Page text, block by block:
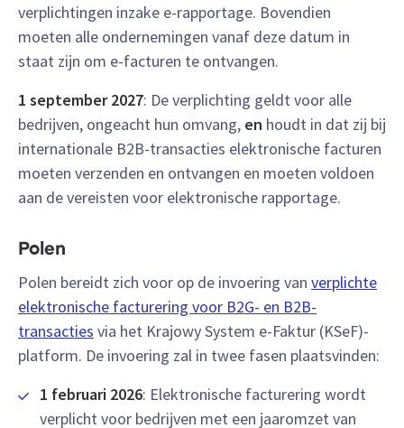
verplichtingen inzake e-rapportage. Bovendien
moeten alle ondernemingen vanaf deze datum in
staat zijn om e-facturen te ontvangen.
1 september 2027: De verplichting geldt voor alle
bedrijven, ongeacht hun omvang, en houdt in dat zij bij
internationale B2B-transacties elektronische facturen
moeten verzenden en ontvangen en moeten voldoen
aan de vereisten voor elektronische rapportage.
Polen
Polen bereidt zich voor op de invoering van verplichte
elektronische facturering voor B2G- en B2B-
transacties via het Krajowy System e-Faktur (KSeF)-
platform. De invoering zal in twee fasen plaatsvinden:
1 februari 2026: Elektronische facturering wordt
verplicht voor bedrijven met een jaaromzet van